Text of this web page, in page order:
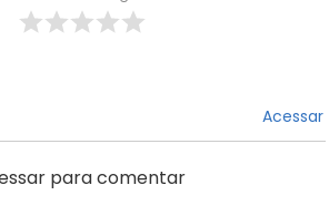
Acessar
para comentar